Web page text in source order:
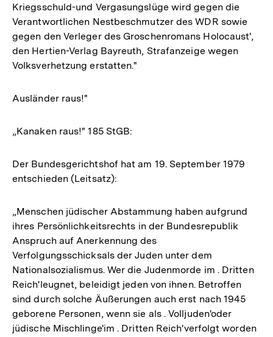
Kriegsschuld-und Vergasungslüge wird gegen die
Verantwortlichen Nestbeschmutzer des WDR sowie
gegen den Verleger des Groschenromans Holocaust',
den Hertien-Verlag Bayreuth, Strafanzeige wegen
Volksverhetzung erstatten."
Ausländer raus!"
„Kanaken raus!" 185 StGB:
Der Bundesgerichtshof hat am 19. September 1979
entschieden (Leitsatz):
„Menschen jüdischer Abstammung haben aufgrund
ihres Persönlichkeitsrechts in der Bundesrepublik
Anspruch auf Anerkennung des
Verfolgungsschicksals der Juden unter dem
Nationalsozialismus. Wer die Judenmorde im . Dritten
Reich'leugnet, beleidigt jeden von ihnen. Betroffen
sind durch solche Äußerungen auch erst nach 1945
geborene Personen, wenn sie als . Volljuden'oder
jüdische Mischlinge'im . Dritten Reich'verfolgt worden